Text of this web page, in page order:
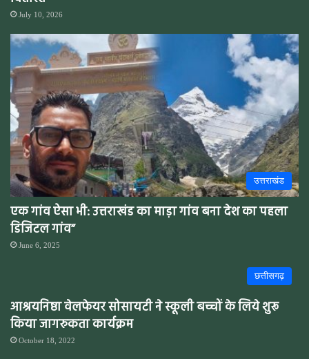
July 10, 2026
उत्तराखंड
एक गांव ऐसा भी: उत्तराखंड का माड़ा गांव बना देश का पहला
डिजिटल गांव”
June 6, 2025
छत्तीसगढ़
आश्रयनिष्ठा वेलफेयर सोसायटी ने स्कूली बच्चों के लिये शुरू
किया जागरुकता कार्यक्रम
October 18, 2022